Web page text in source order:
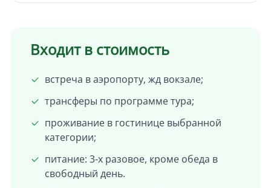
Входит в стоимость
встреча в аэропорту, жд вокзале;
трансферы по программе тура;
проживание в гостинице выбранной
категории;
питание: 3-х разовое, кроме обеда в
свободный день.